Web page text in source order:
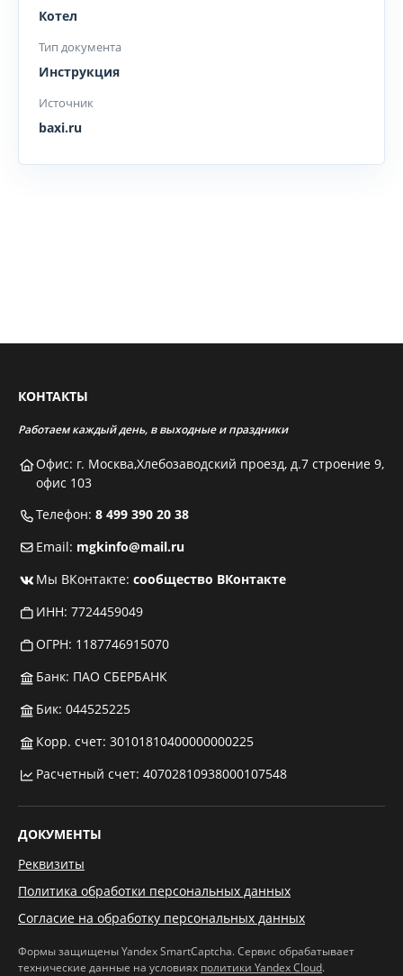
Котел
Тип документа
Инструкция
Источник
baxi.ru
КОНТАКТЫ
Работаем каждый день, в выходные и праздники
Офис: г. Москва,Хлебозаводский проезд, д.7 строение 9,
офис 103
Телефон: 8 499 390 20 38
Email: mgkinfo@mail.ru
Мы ВКонтакте: сообщество ВКонтакте
ИНН: 7724459049
ОГРН: 1187746915070
Банк: ПАО СБЕРБАНК
Бик: 044525225
Корр. счет: 30101810400000000225
Расчетный счет: 40702810938000107548
ДОКУМЕНТЫ
Реквизиты
Политика обработки персональных данных
Согласие на обработку персональных данных
Формы защищены Yandex SmartCaptcha. Сервис обрабатывает
технические данные на условиях политики Yandex Cloud.